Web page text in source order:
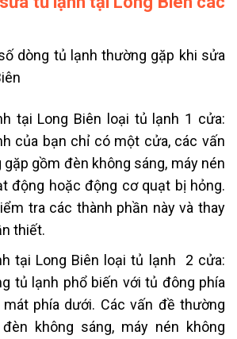
dòng tủ lạnh thường gặp khi sửa
tại Long Biên loại tủ lạnh 1 cửa:
của bạn chỉ có một cửa, các vấn
gồm đèn không sáng, máy nén
động hoặc động cơ quạt bị hỏng.
tra các thành phần này và thay
thiết.
tại Long Biên loại tủ lạnh 2 cửa:
tủ lạnh phổ biến với tủ đông phía
phía dưới. Các vấn đề thường
không sáng, máy nén không